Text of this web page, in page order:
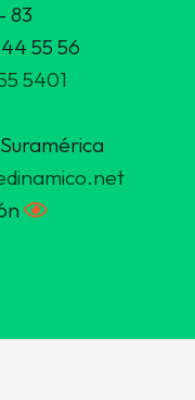
83
55 56
5401